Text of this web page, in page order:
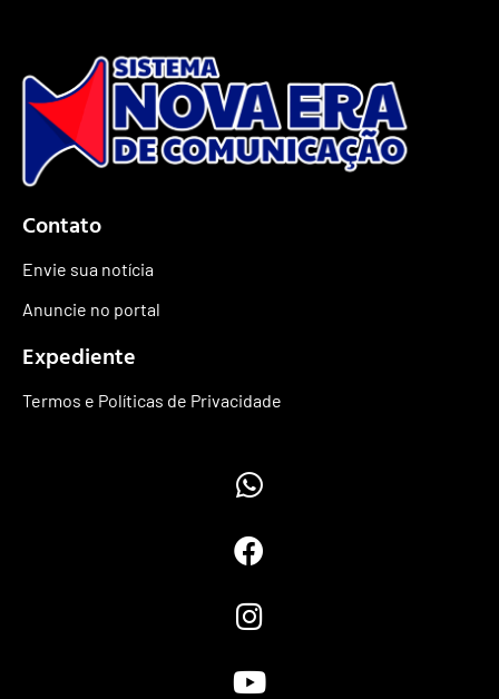
Contato
Envie sua notícia
Anuncie no portal
Expediente
Termos e Políticas de Privacidade